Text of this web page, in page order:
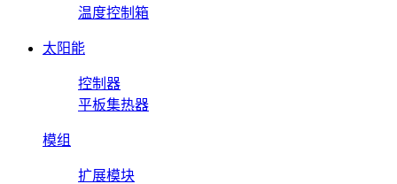
温度控制箱
太阳能
控制器
平板集热器
模组
扩展模块